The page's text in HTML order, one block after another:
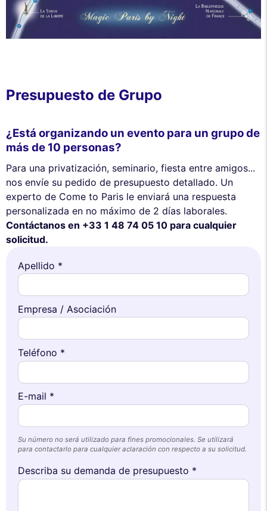
Presupuesto de Grupo
¿Está organizando un evento para un grupo de
más de 10 personas?
Para una privatización, seminario, fiesta entre amigos...
nos envíe su pedido de presupuesto detallado. Un
experto de Come to Paris le enviará una respuesta
personalizada en no máximo de 2 días laborales.
Contáctanos en +33 1 48 74 05 10 para cualquier
solicitud.
Apellido *
Empresa / Asociación
Teléfono *
E-mail *
Su número no será utilizado para fines promocionales. Se utilizará
para contactarlo para cualquier aclaración con respecto a su solicitud.
Describa su demanda de presupuesto *